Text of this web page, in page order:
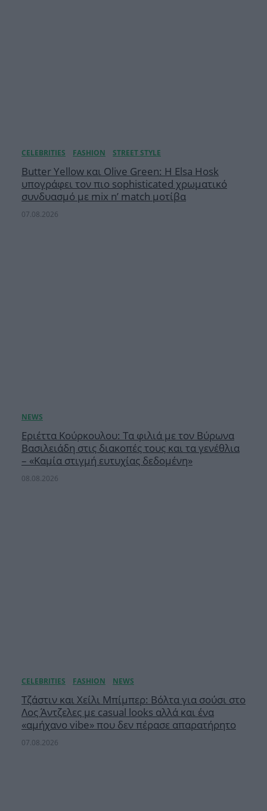
Butter Yellow και Olive Green: Η Elsa Hosk
υπογράφει τον πιο sophisticated χρωματικό
συνδυασμό με mix n’ match μοτίβα
07.08.2026
Εριέττα Κούρκουλου: Τα φιλιά με τον Βύρωνα
Βασιλειάδη στις διακοπές τους και τα γενέθλια
– «Καμία στιγμή ευτυχίας δεδομένη»
08.08.2026
Τζάστιν και Χείλι Μπίμπερ: Βόλτα για σούσι στο
Λος Άντζελες με casual looks αλλά και ένα
«αμήχανο vibe» που δεν πέρασε απαρατήρητο
07.08.2026